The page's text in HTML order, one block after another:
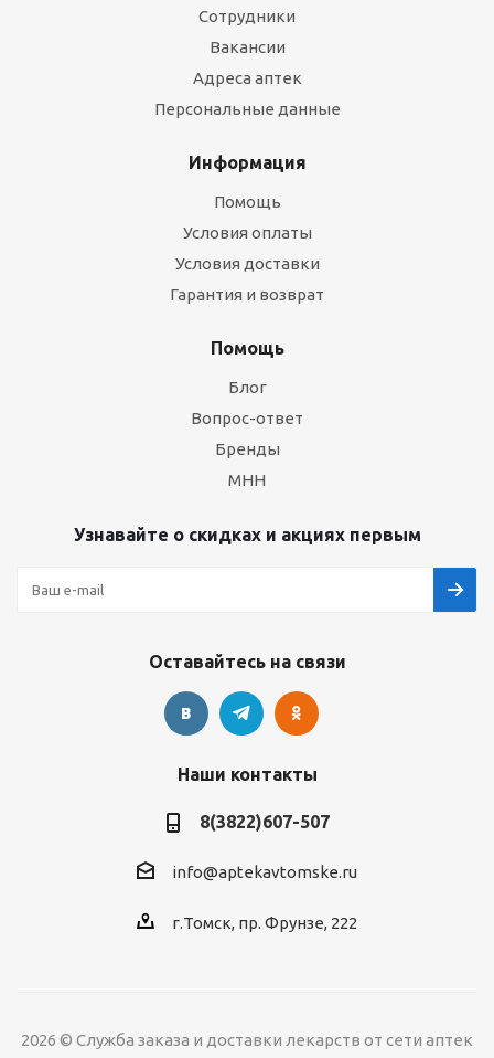
Сотрудники
Вакансии
Адреса аптек
Персональные данные
Информация
Помощь
Условия оплаты
Условия доставки
Гарантия и возврат
Помощь
Блог
Вопрос-ответ
Бренды
МНН
Узнавайте о скидках и акциях первым
Оставайтесь на связи
Наши контакты
8(3822)607-507
info@aptekavtomske.ru
г.Томск, пр. Фрунзе, 222
2026 © Служба заказа и доставки лекарств от сети аптек
УЗНАВАЙТЕ ОБ